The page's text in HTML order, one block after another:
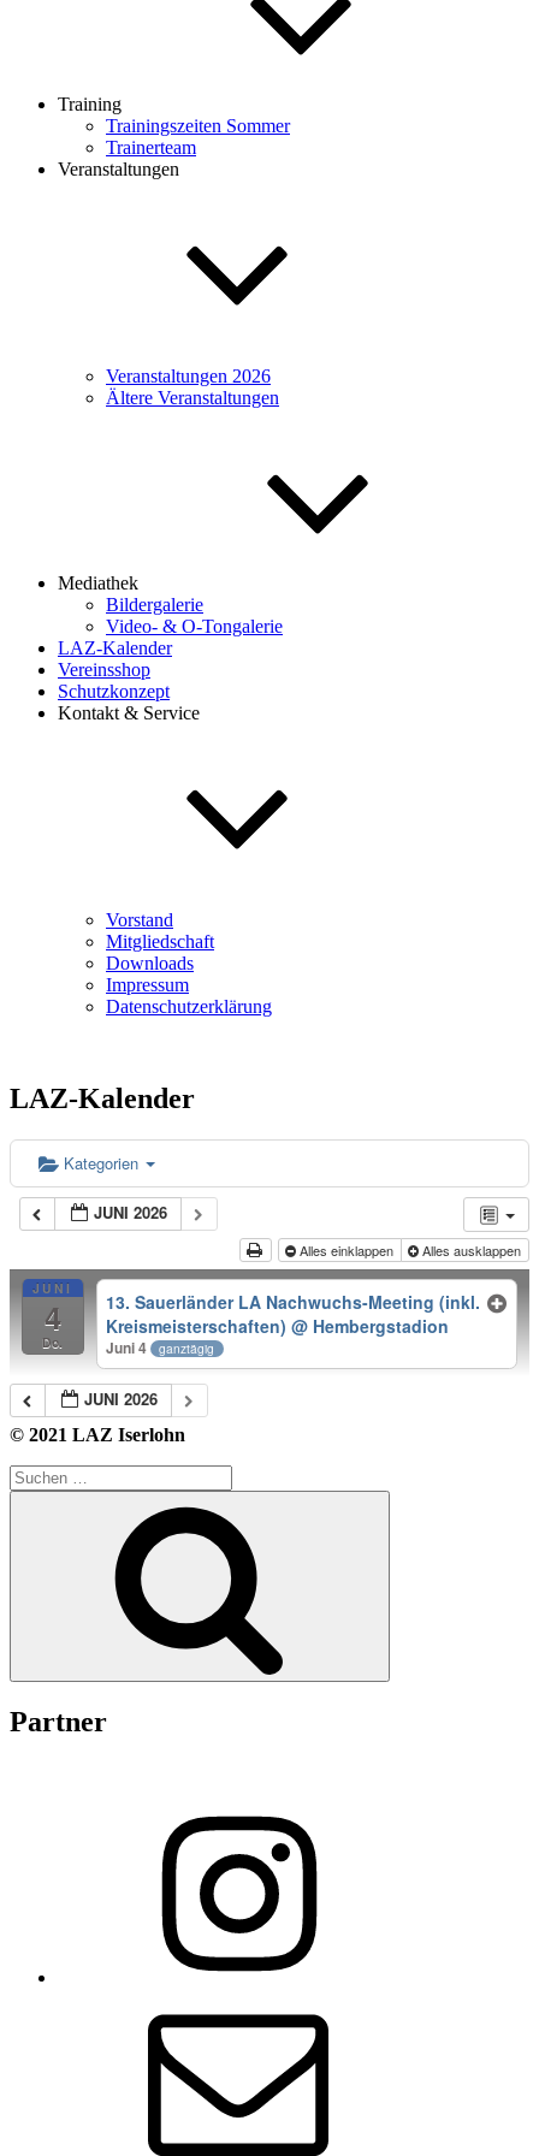
Training
Trainingszeiten Sommer
Trainerteam
Veranstaltungen
Veranstaltungen 2026
Ältere Veranstaltungen
Mediathek
Bildergalerie
Video- & O-Tongalerie
LAZ-Kalender
Vereinsshop
Schutzkonzept
Kontakt & Service
Vorstand
Mitgliedschaft
Downloads
Impressum
Datenschutzerklärung
LAZ-Kalender
Kategorien
JUNI 2026
Alles einklappen Alles ausklappen
JUNI
4
Do.
13. Sauerländer LA Nachwuchs-Meeting (inkl.
Kreismeisterschaften)@ Hembergstadion
Juni 4 ganztägig
JUNI 2026
© 2021 LAZ Iserlohn
Suche
nach:
Partner